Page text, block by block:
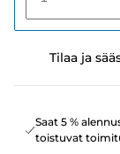
Tilaa ja
Saat 5 %
toistuvat